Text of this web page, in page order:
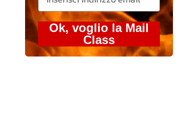
Ok, voglio la Mail
Class